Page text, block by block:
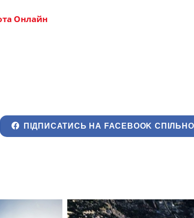
Онлайн
ПІДПИСАТИСЬ НА FACEBOOK